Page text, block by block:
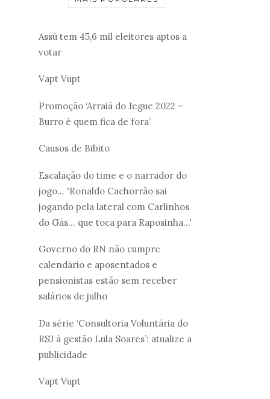
Assú tem 45,6 mil eleitores aptos a
votar
Vapt Vupt
Promoção ‘Arraiá do Jegue 2022 –
Burro é quem fica de fora’
Causos de Bibito
Escalação do time e o narrador do
jogo... 'Ronaldo Cachorrão sai
jogando pela lateral com Carlinhos
do Gás... que toca para Raposinha...'
Governo do RN não cumpre
calendário e aposentados e
pensionistas estão sem receber
salários de julho
Da série ‘Consultoria Voluntária do
RSJ à gestão Lula Soares’: atualize a
publicidade
Vapt Vupt